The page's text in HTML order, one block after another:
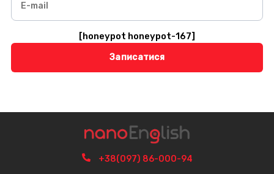
E-mail
[honeypot honeypot-167]
+38(097) 86-000-94